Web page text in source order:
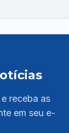
receba as
em seu e-